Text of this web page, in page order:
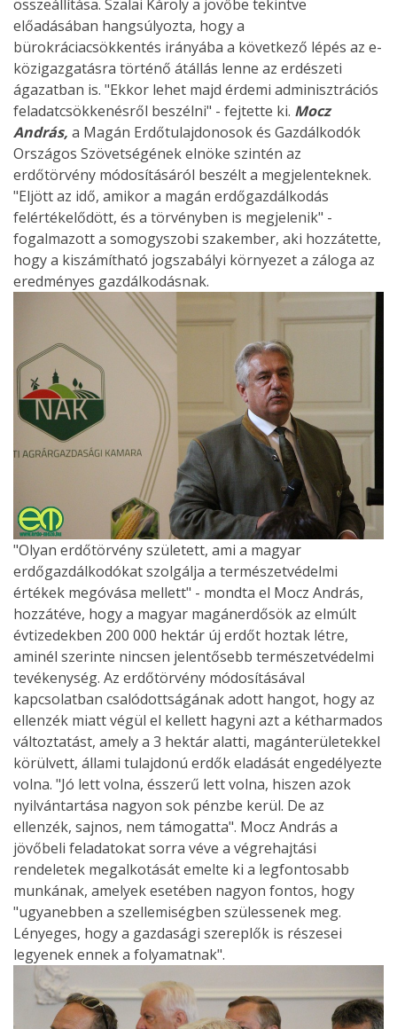
összeállítása. Szalai Károly a jövőbe tekintve
előadásában hangsúlyozta, hogy a
bürokráciacsökkentés irányába a következő lépés az e-
közigazgatásra történő átállás lenne az erdészeti
ágazatban is. "Ekkor lehet majd érdemi adminisztrációs
feladatcsökkenésről beszélni" - fejtette ki. Mocz
András, a Magán Erdőtulajdonosok és Gazdálkodók
Országos Szövetségének elnöke szintén az
erdőtörvény módosításáról beszélt a megjelenteknek.
"Eljött az idő, amikor a magán erdőgazdálkodás
felértékelődött, és a törvényben is megjelenik" -
fogalmazott a somogyszobi szakember, aki hozzátette,
hogy a kiszámítható jogszabályi környezet a záloga az
eredményes gazdálkodásnak.
"Olyan erdőtörvény született, ami a magyar
erdőgazdálkodókat szolgálja a természetvédelmi
értékek megóvása mellett" - mondta el Mocz András,
hozzátéve, hogy a magyar magánerdősök az elmúlt
évtizedekben 200 000 hektár új erdőt hoztak létre,
aminél szerinte nincsen jelentősebb természetvédelmi
tevékenység. Az erdőtörvény módosításával
kapcsolatban csalódottságának adott hangot, hogy az
ellenzék miatt végül el kellett hagyni azt a kétharmados
változtatást, amely a 3 hektár alatti, magánterületekkel
körülvett, állami tulajdonú erdők eladását engedélyezte
volna. "Jó lett volna, ésszerű lett volna, hiszen azok
nyilvántartása nagyon sok pénzbe kerül. De az
ellenzék, sajnos, nem támogatta". Mocz András a
jövőbeli feladatokat sorra véve a végrehajtási
rendeletek megalkotását emelte ki a legfontosabb
munkának, amelyek esetében nagyon fontos, hogy
"ugyanebben a szellemiségben szülessenek meg.
Lényeges, hogy a gazdasági szereplők is részesei
legyenek ennek a folyamatnak".